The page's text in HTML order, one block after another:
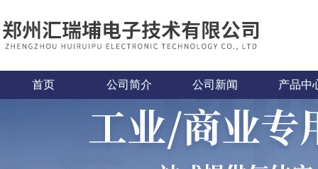
首页 公司简介 公司新闻 产品中